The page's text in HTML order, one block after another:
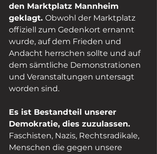
den Marktplatz Mannheim
geklagt. Obwohl der Marktplatz
offiziell zum Gedenkort ernannt
wurde, auf dem Frieden und
Andacht herrschen sollte und auf
dem sämtliche Demonstrationen
und Veranstaltungen untersagt
worden sind.
Es ist Bestandteil unserer
Demokratie, dies zuzulassen.
Faschisten, Nazis, Rechtsradikale,
Menschen die gegen unsere